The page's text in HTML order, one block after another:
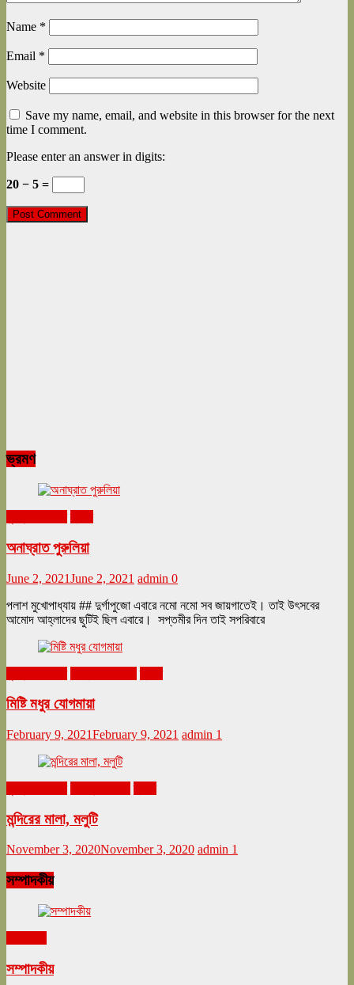
Name *
Email *
Website
Save my name, email, and website in this browser for the next
time I comment.
Please enter an answer in digits:
20 − 5 =
ভ্রমণ
অনাঘ্রাত পুরুলিয়া
June 2, 2021June 2, 2021 admin 0
পলাশ মুখোপাধ্যায় ## দুর্গাপুজো এবারে নমো নমো সব জায়গাতেই। তাই উৎসবের
আমোদ আহ্লাদের ছুটিই ছিল এবারে। সপ্তমীর দিন তাই সপরিবারে
মিষ্টি মধুর যোগমায়া
February 9, 2021February 9, 2021 admin 1
মন্দিরের মালা, মলুটি
November 3, 2020November 3, 2020 admin 1
সম্পাদকীয়
সম্পাদকীয়